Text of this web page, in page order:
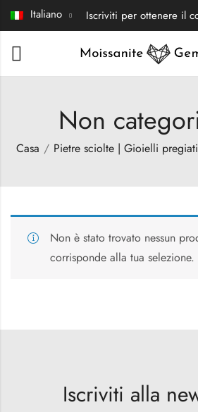
Italiano Iscriviti per ottenere il
Non
Casa Pietre sciolte | Gioielli pregiati
Non è stato trovato nessun
corrisponde alla tua selezione.
Iscriviti alla